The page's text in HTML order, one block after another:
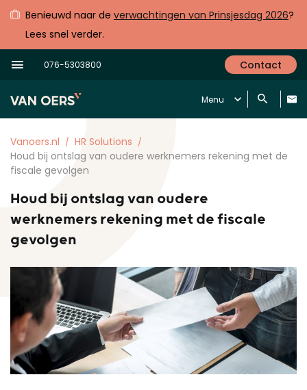
Benieuwd naar de verwachtingen van Prinsjesdag 2026?
Lees snel verder.
076-5303800 Contact
Menu
Vanoers.nl
HR Solutions
Houd bij ontslag van oudere werknemers rekening met de
fiscale gevolgen
Houd bij ontslag van oudere
werknemers rekening met de fiscale
gevolgen